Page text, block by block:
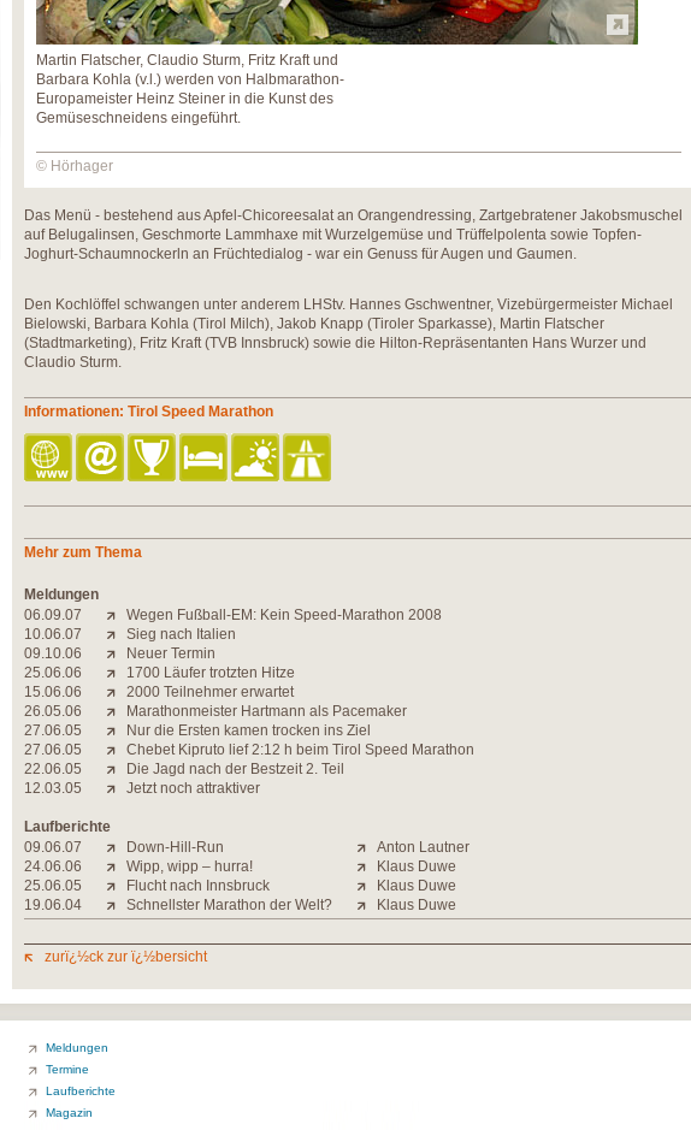
Martin Flatscher, Claudio Sturm, Fritz Kraft und
Barbara Kohla (v.l.) werden von Halbmarathon-
Europameister Heinz Steiner in die Kunst des
Gemüseschneidens eingeführt.
© Hörhager
Das Menü - bestehend aus Apfel-Chicoreesalat an Orangendressing, Zartgebratener Jakobsmuschel
auf Belugalinsen, Geschmorte Lammhaxe mit Wurzelgemüse und Trüffelpolenta sowie Topfen-
Joghurt-Schaumnockerln an Früchtedialog - war ein Genuss für Augen und Gaumen.
Den Kochlöffel schwangen unter anderem LHStv. Hannes Gschwentner, Vizebürgermeister Michael
Bielowski, Barbara Kohla (Tirol Milch), Jakob Knapp (Tiroler Sparkasse), Martin Flatscher
(Stadtmarketing), Fritz Kraft (TVB Innsbruck) sowie die Hilton-Repräsentanten Hans Wurzer und
Claudio Sturm.
Informationen: Tirol Speed Marathon
Mehr zum Thema
Meldungen
06.09.07
Wegen Fußball-EM: Kein Speed-Marathon 2008
10.06.07
Sieg nach Italien
09.10.06
Neuer Termin
25.06.06
1700 Läufer trotzten Hitze
15.06.06
2000 Teilnehmer erwartet
26.05.06
Marathonmeister Hartmann als Pacemaker
27.06.05
Nur die Ersten kamen trocken ins Ziel
27.06.05
Chebet Kipruto lief 2:12 h beim Tirol Speed Marathon
22.06.05
Die Jagd nach der Bestzeit 2. Teil
12.03.05
Jetzt noch attraktiver
Laufberichte
09.06.07
Down-Hill-Run
Anton Lautner
24.06.06
Wipp, wipp – hurra!
Klaus Duwe
25.06.05
Flucht nach Innsbruck
Klaus Duwe
19.06.04
Schnellster Marathon der Welt? Klaus Duwe
zurï¿½ck zur ï¿½bersicht
Meldungen
Termine
Laufberichte
Magazin